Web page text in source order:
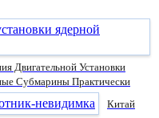
Двигательной Установки
Субмарины Практически
Китай